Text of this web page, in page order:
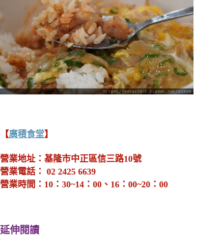
【廣積食堂】
營業地址：基隆市中正區信三路10號
營業電話： 02 2425 6639
營業時間：10：30~14：00、16：00~20：00
延伸閱讀